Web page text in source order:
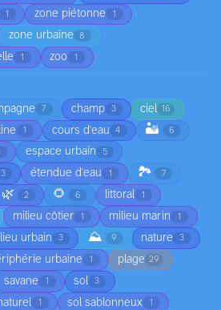
1 zone piétonne 1
zone urbaine 8
1 zoo 1
7 champ 3 ciel 16
1 cours d'eau 4 🏜️ 6
espace urbain 5
3 étendue d'eau 1 🏞️ 7
🌿 2 🌻 6 littoral 1
milieu côtier 1 milieu marin 1
urbain 3 ⛰️ 9 nature 3
urbaine 1 plage 29
savane 1 sol 3
1 sol sablonneux 1